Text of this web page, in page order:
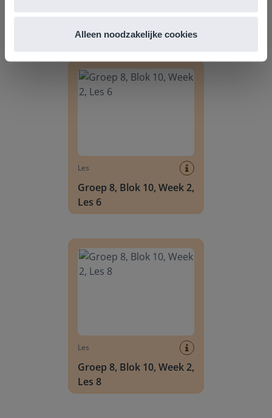
Alleen noodzakelijke cookies
Les
Groep 8, Blok 10, Week 2,
Les 6
Les
Groep 8, Blok 10, Week 2,
Les 8